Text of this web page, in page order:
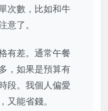
次數，比如和牛
意了。
有差。通常午餐
，如果是預算有
段。我個人偏愛
又能省錢。